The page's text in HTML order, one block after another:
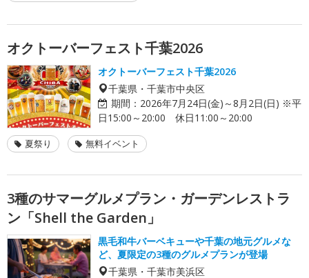
オクトーバーフェスト千葉2026
オクトーバーフェスト千葉2026
千葉県・千葉市中央区
期間： 2026年7月24日(金)～8月2日(日) ※平
日15:00～20:00 休日11:00～20:00
夏祭り 無料イベント
3種のサマーグルメプラン・ガーデンレストラ
ン「Shell the Garden」
黒毛和牛バーベキューや千葉の地元グルメな
ど、夏限定の3種のグルメプランが登場
千葉県・千葉市美浜区